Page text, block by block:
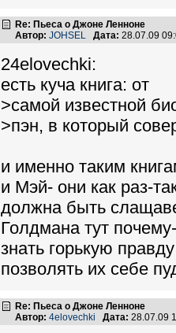
Re: Пьеса о Джоне Ленноне
Автор: JOHSEL Дата: 28.07.09
24elovechki:
есть куча книга: от
>самой известной
>пэн, в который
и именно таким
и Мэй- они как раз-
должна быть
Голдмана тут
знать горькую
позволять их себе
Re: Пьеса о Джоне Ленноне
Автор: 4elovechki Дата: 28.07.09